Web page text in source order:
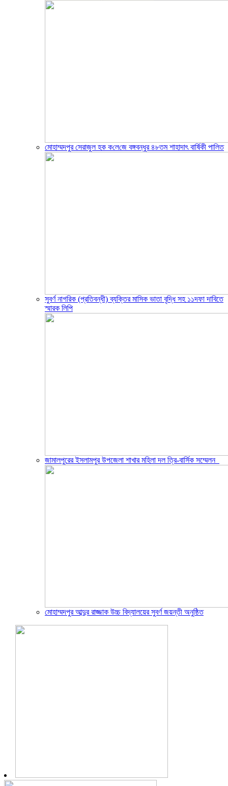
মোহাম্মদপুর সেরাজুল হক ক‌লে‌জে বঙ্গবন্ধুর ৪৮তম শাহাদাৎ বা‌র্ষিকী পা‌লিত
সুবর্ণ নাগরিক (প্রতিবন্ধী) ব্যক্তির মাসিক ভাতা বৃদ্ধি সহ ১১দফা দাবিতে
স্মারক লিপি
জামালপুরের ইসলামপুর উপজেলা শাখার মহিলা দল ত্রি-বার্সিক সম্মেলন
মোহাম্মদপুর আব্দুর রাজ্জাক উচ্চ বিদ্যালয়ের সুবর্ণ জয়ন্তী অনুষ্ঠিত